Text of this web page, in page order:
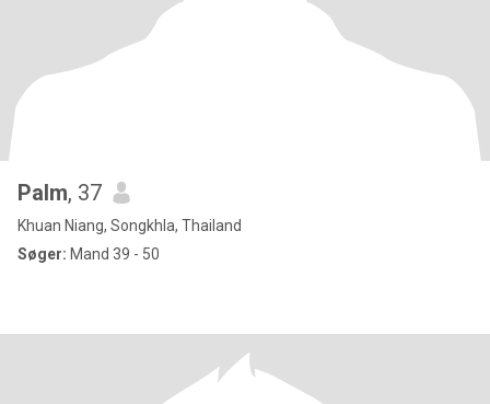
Palm, 37
Khuan Niang, Songkhla, Thailand
Søger: Mand 39 - 50